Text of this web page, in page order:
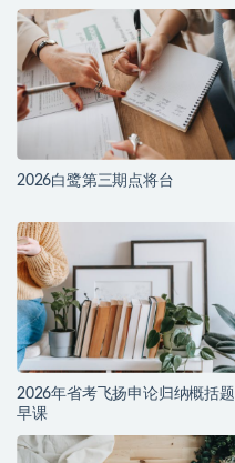
2026白鹭第三期点将台
2026年省考飞扬申论归纳概括题
早课